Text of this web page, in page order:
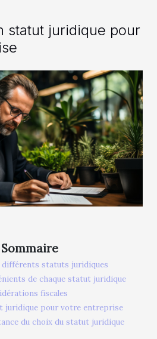
statut juridique pour
Sommaire
différents statuts juridiques
de chaque statut juridique
fiscales
juridique pour votre entreprise
du choix du statut juridique